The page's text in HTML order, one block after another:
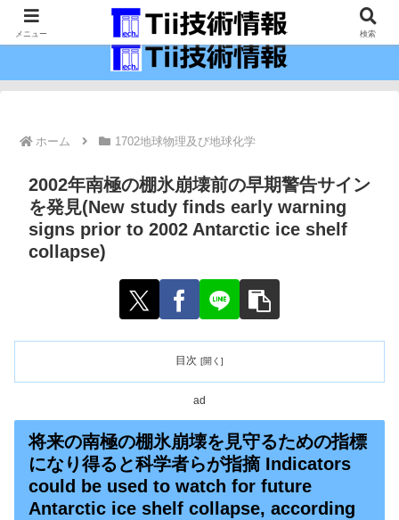
最新の科学技術の情報インフラ。
ホーム 1702地球物理及び地球化学
2002年南極の棚氷崩壊前の早期警告サイン
を発見(New study finds early warning
signs prior to 2002 Antarctic ice shelf
collapse)
目次
ad
将来の南極の棚氷崩壊を見守るための指標
になり得ると科学者らが指摘 Indicators
could be used to watch for future
Antarctic ice shelf collapse, according
メニュー 検索